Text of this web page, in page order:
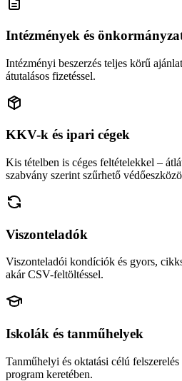
Intézmények és
Intézményi beszerzés teljes körű
átutalásos fizetéssel.
KKV-k és ipari cégek
Kis tételben is céges feltételekkel –
szabvány szerint szűrhető
Viszonteladók
Viszonteladói kondíciók és gyors,
akár CSV-feltöltéssel.
Iskolák és tanműhelyek
Tanműhelyi és oktatási célú
program keretében.